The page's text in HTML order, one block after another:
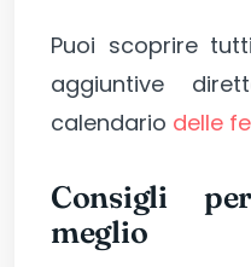
Puoi scoprire
aggiuntive
calendario delle
Consigli
meglio